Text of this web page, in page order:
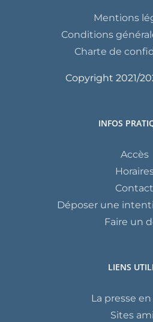
Mentions
Conditions
Charte de
Copyright 2021/
INFOS
Accès
Contact
Déposer une
Faire un
LIENS
La presse
Sites